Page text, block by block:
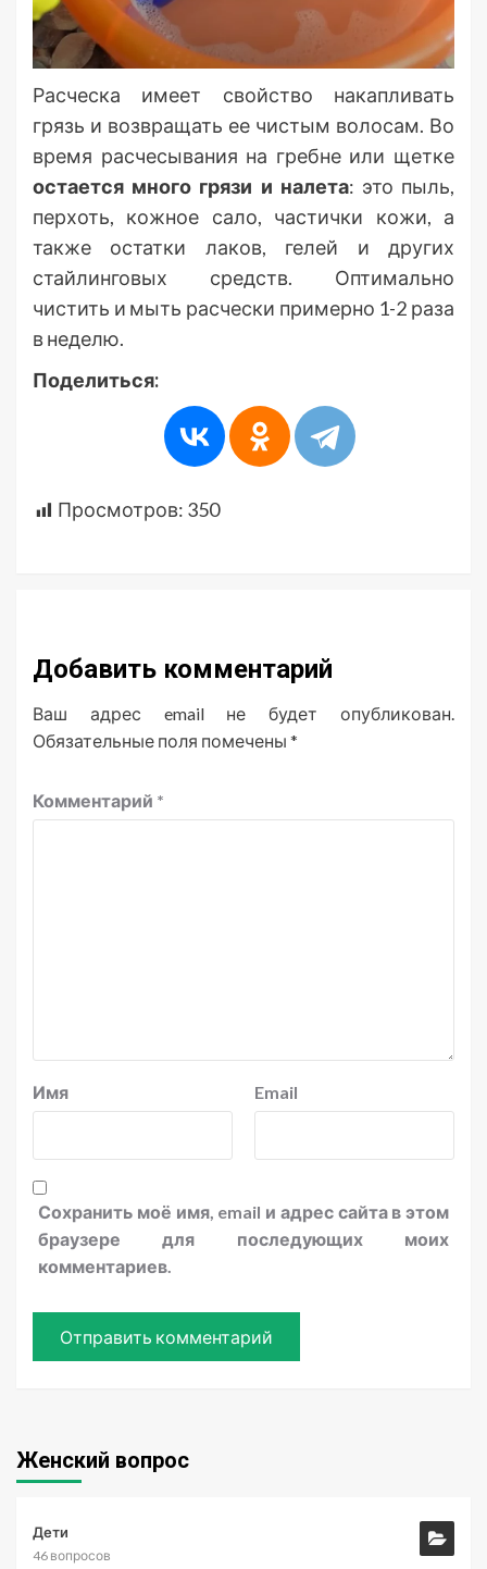
Расческа имеет свойство накапливать
грязь и возвращать ее чистым волосам. Во
время расчесывания на гребне или щетке
остается много грязи и налета: это пыль,
перхоть, кожное сало, частички кожи, а
также остатки лаков, гелей и других
стайлинговых средств. Оптимально
чистить и мыть расчески примерно 1-2 раза
в неделю.
Поделиться:
Просмотров: 350
Добавить комментарий
Ваш адрес email не будет опубликован.
Обязательные поля помечены *
Комментарий *
Имя Email
Сохранить моё имя, email и адрес сайта в этом
браузере для последующих моих
комментариев.
Женский вопрос
Дети
46 вопросов